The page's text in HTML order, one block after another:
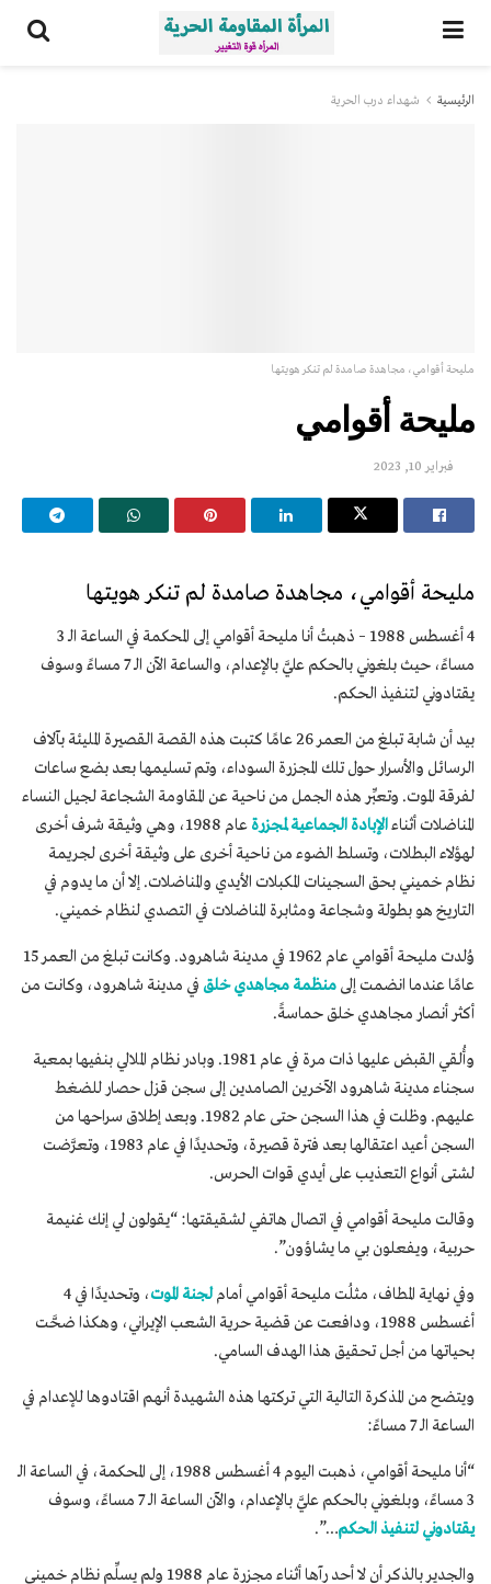
الرئيسية شهداء درب الحرية
مليحة أقوامي، مجاهدة صامدة لم تنكر هويتها
مليحة أقوامي
فبراير 10, 2023
مليحة أقوامي، مجاهدة صامدة لم تنكر هويتها
4 أغسطس 1988 – ذهبتُ أنا مليحة أقوامي إلى المحكمة في الساعة الـ 3
مساءً، حيث بلغوني بالحكم عليَّ بالإعدام، والساعة الآن الـ 7 مساءً وسوف
يقتادوني لتنفيذ الحكم.
بيد أن شابة تبلغ من العمر 26 عامًا كتبت هذه القصة القصيرة المليئة بآلاف
الرسائل والأسرار حول تلك المجزرة السوداء، وتم تسليمها بعد بضع ساعات
لفرقة الموت. وتعبِّر هذه الجمل من ناحية عن المقاومة الشجاعة لجيل النساء
المناضلات أثناءالإبادة الجماعية لمجزرة
عام 1988، وهي وثيقة شرف أخرى
لهؤلاء البطلات، وتسلط الضوء من ناحية أخرى على وثيقة أخرى لجريمة
نظام خميني بحق السجينات المكبلات الأيدي والمناضلات. إلا أن ما يدوم في
التاريخ هو بطولة وشجاعة ومثابرة المناضلات في التصدي لنظام خميني.
وُلدت مليحة أقوامي عام 1962 في مدينة شاهرود. وكانت تبلغ من العمر 15
عامًا عندما انضمت إلى منظمة مجاهدي خلق في مدينة شاهرود، وكانت من
أكثر أنصار مجاهدي خلق حماسةً.
وأُلقي القبض عليها ذات مرة في عام 1981. وبادر نظام الملالي بنفيها بمعية
سجناء مدينة شاهرود الآخرين الصامدين إلى سجن قزل حصار للضغط
عليهم. وظلت في هذا السجن حتى عام 1982. وبعد إطلاق سراحها من
السجن أعيد اعتقالها بعد فترة قصيرة، وتحديدًا في عام 1983، وتعرَّضت
لشتى أنواع التعذيب على أيدي قوات الحرس.
وقالت مليحة أقوامي في اتصال هاتفي لشقيقتها: “يقولون لي إنك غنيمة
حربية، ويفعلون بي ما يشاؤون”.
وفي نهاية المطاف، مثلُت مليحة أقوامي أماملجنة الموت
، وتحديدًا في 4
أغسطس 1988، ودافعت عن قضية حرية الشعب الإيراني، وهكذا ضحَّت
بحياتها من أجل تحقيق هذا الهدف السامي.
ويتضح من المذكرة التالية التي تركتها هذه الشهيدة أنهم اقتادوها للإعدام في
الساعة الـ 7 مساءً:
“أنا مليحة أقوامي، ذهبت اليوم 4 أغسطس 1988، إلى المحكمة، في الساعة الـ
3 مساءً، وبلغوني بالحكم عليَّ بالإعدام، والآن الساعة الـ 7 مساءً، وسوف
يقتادوني لتنفيذ الحكم…”.
والجدير بالذكر أن لا أحد رآها أثناء مجزرة عام 1988 ولم يسلِّم نظام خميني